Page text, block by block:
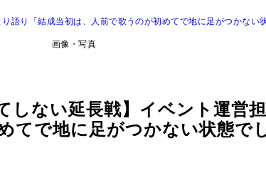
語り「結成当初は、人前で歌うのが初めてで地に足がつかない
画像・写真
しない延長戦】イベント運営
てで地に足がつかない状態で